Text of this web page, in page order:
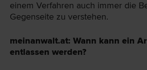
einem Verfahren auch immer die
Gegenseite zu verstehen.
meinanwalt.at: Wann kann ein
entlassen werden?